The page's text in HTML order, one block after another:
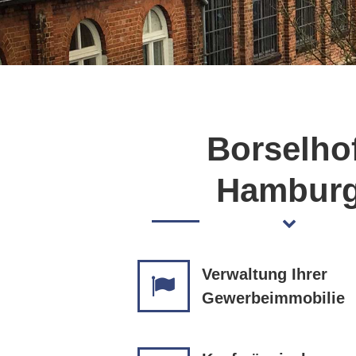
Verwaltung Ihrer
Gewerbeimmobilie